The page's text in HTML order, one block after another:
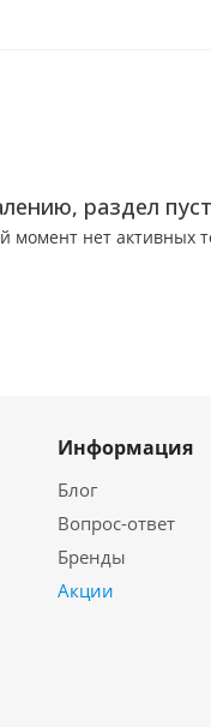
раздел пуст
момент нет активных
Информация
Блог
Вопрос-ответ
Бренды
Акции